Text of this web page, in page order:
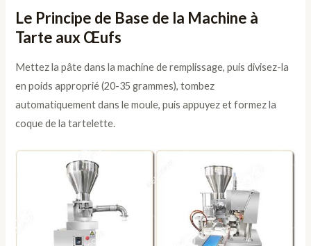
Le Principe de Base de la Machine à
Tarte aux Œufs
Mettez la pâte dans la machine de remplissage, puis divisez-la
en poids approprié (20-35 grammes), tombez
automatiquement dans le moule, puis appuyez et formez la
coque de la tartelette.